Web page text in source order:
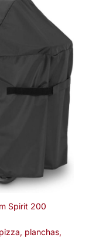
Spirit 200
planchas,